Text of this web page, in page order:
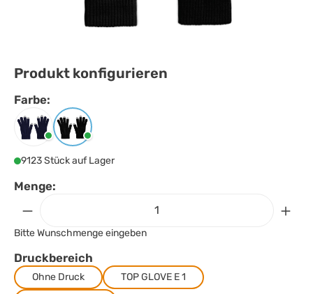
Produkt konfigurieren
Farbe:
Farbeauswählen
Blau Schwarz
9123 Stück auf Lager
Menge:
Bitte Wunschmenge eingeben
Druckbereich
Ohne Druck
TOP GLOVE E 1